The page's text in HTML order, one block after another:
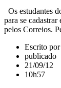
Os estudantes
para se
pelos Correios.
Escrito por
publicado
21/09/12
10h57